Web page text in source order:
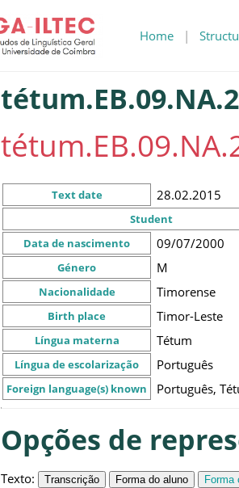
Home |
Text date 28.02.2015
Student
Data de nascimento
09/07/2000
Género M
Nacionalidade Timorense
Birth place Timor-Leste
Língua materna Tétum
Língua de escolarização Português
Foreign language(s) known Português,
Opções de
Texto: Transcrição Forma do aluno Forma